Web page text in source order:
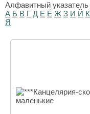
Алфавитный указатель
А Б В Г Д Е Ё Ж З И Й К
Я